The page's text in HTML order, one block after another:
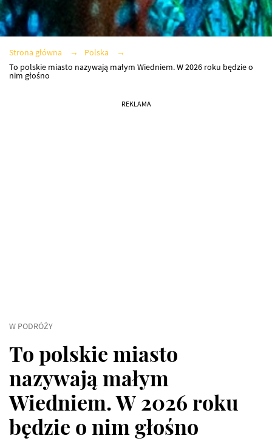
Strona główna
Polska
To polskie miasto nazywają małym Wiedniem. W 2026 roku będzie o
nim głośno
REKLAMA
W PODRÓŻY
To polskie miasto
nazywają małym
Wiedniem. W 2026 roku
będzie o nim głośno